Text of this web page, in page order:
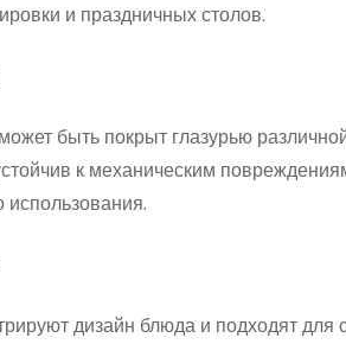
и праздничных столов.
быть покрыт глазурью
к механическим
дизайн блюда и подходят для